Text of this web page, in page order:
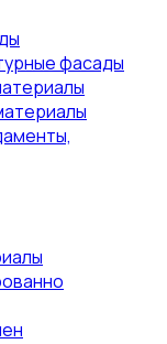
фасады